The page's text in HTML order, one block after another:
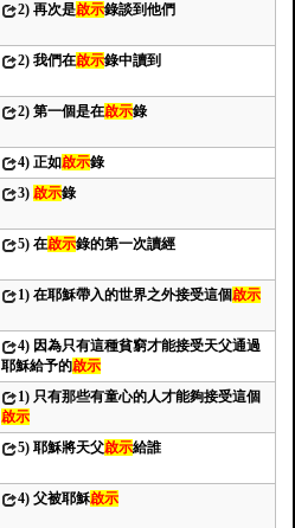
2) 再次是啟示錄談到他們
2) 我們在啟示錄中讀到
2) 第一個是在啟示錄
4) 正如啟示錄
3) 啟示錄
5) 在啟示錄的第一次讀經
1) 在耶穌帶入的世界之外接受這個啟示
4) 因為只有這種貧窮才能接受天父通過
耶穌給予的啟示
1) 只有那些有童心的人才能夠接受這個
啟示
5) 耶穌將天父啟示給誰
4) 父被耶穌啟示